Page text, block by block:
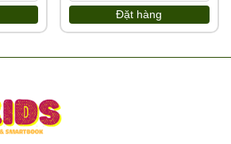
Đặt hàng